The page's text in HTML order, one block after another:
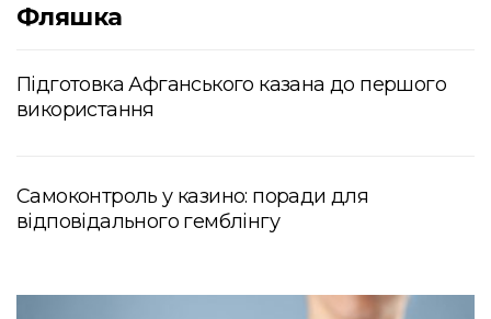
Фляшка
Підготовка Афганського казана до першого
використання
Самоконтроль у казино: поради для
відповідального гемблінгу